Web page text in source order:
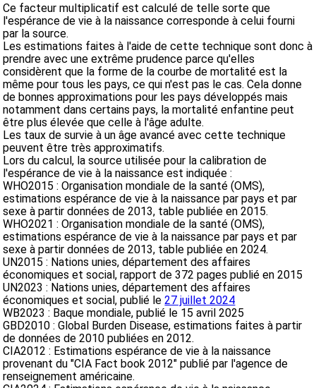
Ce facteur multiplicatif est calculé de telle sorte que
l'espérance de vie à la naissance corresponde à celui fourni
par la source.
Les estimations faites à l'aide de cette technique sont donc à
prendre avec une extrême prudence parce qu'elles
considèrent que la forme de la courbe de mortalité est la
même pour tous les pays, ce qui n'est pas le cas. Cela donne
de bonnes approximations pour les pays développés mais
notamment dans certains pays, la mortalité enfantine peut
être plus élevée que celle à l'âge adulte.
Les taux de survie à un âge avancé avec cette technique
peuvent être très approximatifs.
Lors du calcul, la source utilisée pour la calibration de
l'espérance de vie à la naissance est indiquée :
WHO2015 : Organisation mondiale de la santé (OMS),
estimations espérance de vie à la naissance par pays et par
sexe à partir données de 2013, table publiée en 2015.
WHO2021 : Organisation mondiale de la santé (OMS),
estimations espérance de vie à la naissance par pays et par
sexe à partir données de 2013, table publiée en 2024.
UN2015 : Nations unies, département des affaires
économiques et social, rapport de 372 pages publié en 2015
UN2023 : Nations unies, département des affaires
économiques et social, publié le27 juillet 2024
WB2023 : Baque mondiale, publié le 15 avril 2025
GBD2010 : Global Burden Disease, estimations faites à partir
de données de 2010 publiées en 2012.
CIA2012 : Estimations espérance de vie à la naissance
provenant du "CIA Fact book 2012" publié par l'agence de
renseignement américaine.